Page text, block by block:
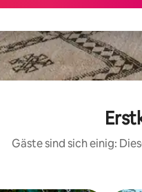
Gäste sind sich einig: